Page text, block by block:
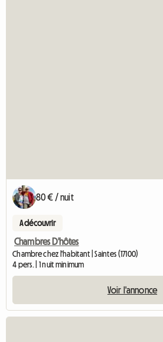
80 € / nuit
A découvrir
Chambres D'hôtes
Chambre chez l'habitant | Saintes (17100)
4 pers. | 1 nuit minimum
Voir l'annonce